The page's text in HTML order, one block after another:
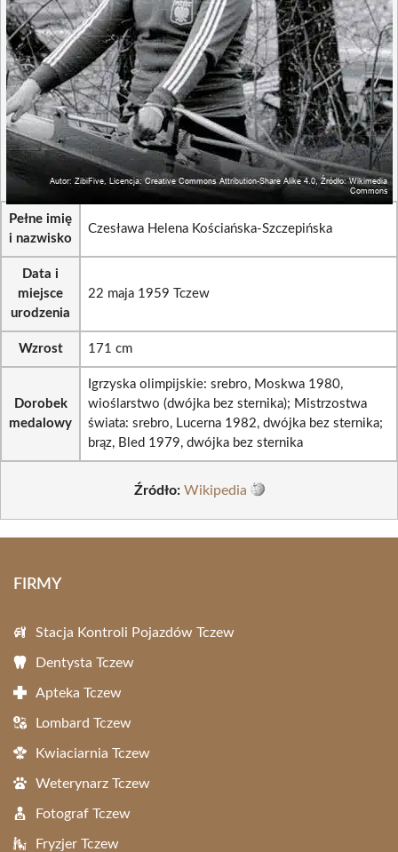
Pełne imię
i nazwisko
Czesława Helena Kościańska-Szczepińska
Data i
miejsce
urodzenia
22 maja 1959 Tczew
Wzrost 171 cm
Dorobek
medalowy
Igrzyska olimpijskie: srebro, Moskwa 1980,
wioślarstwo (dwójka bez sternika); Mistrzostwa
świata: srebro, Lucerna 1982, dwójka bez sternika;
brąz, Bled 1979, dwójka bez sternika
Źródło: Wikipedia
FIRMY
Stacja Kontroli Pojazdów Tczew
Dentysta Tczew
Apteka Tczew
Lombard Tczew
Kwiaciarnia Tczew
Weterynarz Tczew
Fotograf Tczew
Fryzjer Tczew